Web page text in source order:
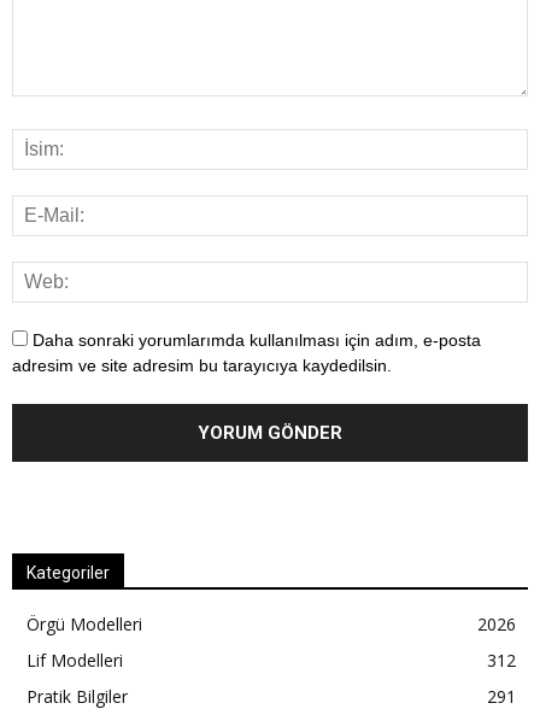
Daha sonraki yorumlarımda kullanılması için adım, e-posta
adresim ve site adresim bu tarayıcıya kaydedilsin.
Kategoriler
Örgü Modelleri
2026
Lif Modelleri
312
Pratik Bilgiler
291